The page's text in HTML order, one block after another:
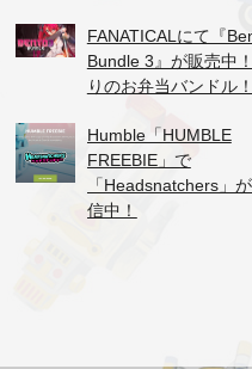
FANATICALにて『
Bundle 3』が販売中
りのお弁当バンドル！
Humble「HUMBLE
FREEBIE」で
「Headsnatchers」
信中！